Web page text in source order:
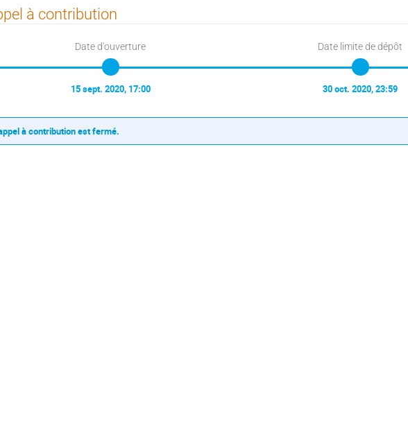
à contribution
Date d'ouverture
15 sept. 2020, 17:00
Date limite de dépôt
30 oct. 2020, 23:59
à contribution est fermé.